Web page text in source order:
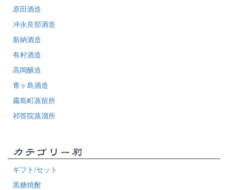
原田酒造
冲永良部酒造
新納酒造
有村酒造
高岡醸造
青ヶ島酒造
霧島町蒸留所
祁答院蒸溜所
ギフト/セット
黒糖焼酎